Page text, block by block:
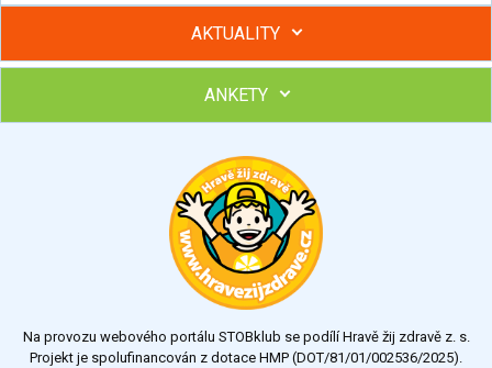
AKTUALITY
Hubněte s podporou lektorky a skupiny v kurzech STOBu
Chcete poradit s hubnutím? Najděte si odborníka STOBu ve
ANKETY
Výsledky Všechny ankety
Na provozu webového portálu STOBklub se podílí Hravě žij zdravě z. s.
Projekt je spolufinancován z dotace HMP (DOT/81/01/002536/2025).